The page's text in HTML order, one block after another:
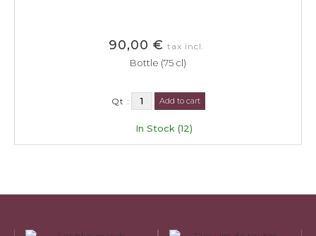
90,00 € tax incl.
Bottle (75 cl)
Qt : Add to cart
In Stock (12)